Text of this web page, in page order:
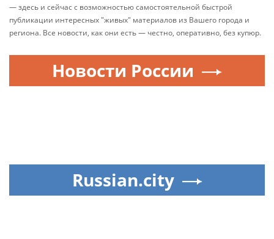
— здесь и сейчас с возможностью самостоятельной быстрой
публикации интересных "живых" материалов из Вашего города и
региона. Все новости, как они есть — честно, оперативно, без купюр.
Новости России
Russian.city